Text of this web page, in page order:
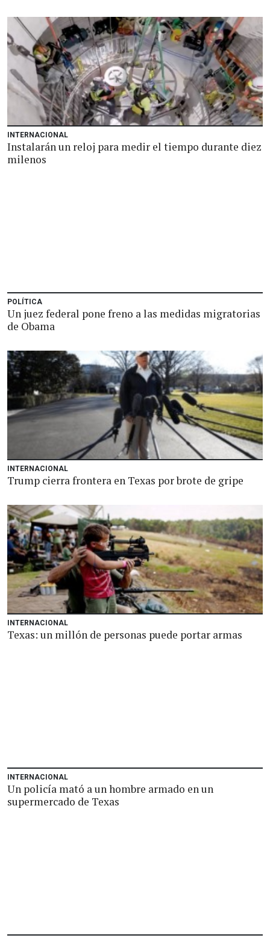
INTERNACIONAL
Instalarán un reloj para medir el tiempo durante diez
milenos
POLÍTICA
Un juez federal pone freno a las medidas migratorias
de Obama
INTERNACIONAL
Trump cierra frontera en Texas por brote de gripe
INTERNACIONAL
Texas: un millón de personas puede portar armas
INTERNACIONAL
Un policía mató a un hombre armado en un
supermercado de Texas